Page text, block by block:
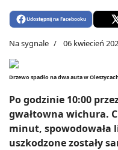
Udostępnij na Facebooku
Na sygnale 06 kwiecień
Drzewo spadło na dwa auta w
Po godzinie 10:00
gwałtowna wichura.
minut, spowodowała
uszkodzone zostały